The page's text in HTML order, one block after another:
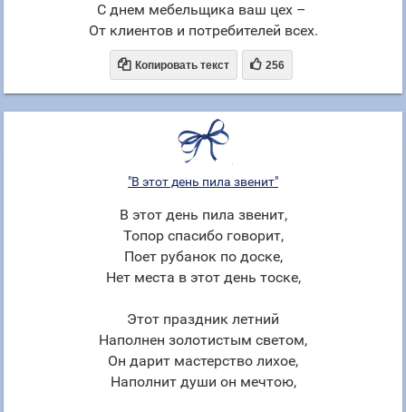
С днем мебельщика ваш цех –
От клиентов и потребителей всех.
 Копировать текст  256
"В этот день пила звенит"
В этот день пила звенит,
Топор спасибо говорит,
Поет рубанок по доске,
Нет места в этот день тоске,
Этот праздник летний
Наполнен золотистым светом,
Он дарит мастерство лихое,
Наполнит души он мечтою,